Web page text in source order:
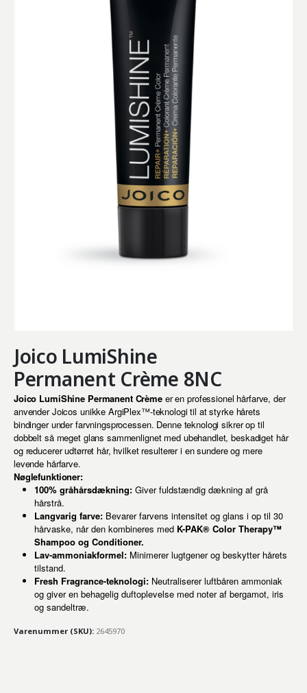
Joico LumiShine
Permanent Crème 8NC
Joico LumiShine Permanent Crèmeer en professionel hårfarve, der
anvender Joicos unikke ArgiPlex™-teknologi til at styrke hårets
bindinger under farvningsprocessen. Denne teknologi sikrer op til
dobbelt så meget glans sammenlignet med ubehandlet, beskadiget hår
og reducerer udtørret hår, hvilket resulterer i en sundere og mere
levende hårfarve.
Nøglefunktioner:
100% gråhårsdækning:Giver fuldstændig dækning af grå
hårstrå.
Langvarig farve:Bevarer farvens intensitet og glans i op til 30
hårvaske, når den kombineres med K-PAK® Color Therapy™
Shampoo og Conditioner.
Lav-ammoniakformel:Minimerer lugtgener og beskytter hårets
tilstand.
Fresh Fragrance-teknologi:Neutraliserer luftbåren ammoniak
og giver en behagelig duftoplevelse med noter af bergamot, iris
og sandeltræ.
Varenummer (SKU): 2645970